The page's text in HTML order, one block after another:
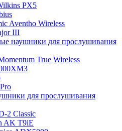
PX5
Aventho Wireless
III
наушники для прослушивания
True Wireless
для прослушивания
2 Classic
AK T9iE